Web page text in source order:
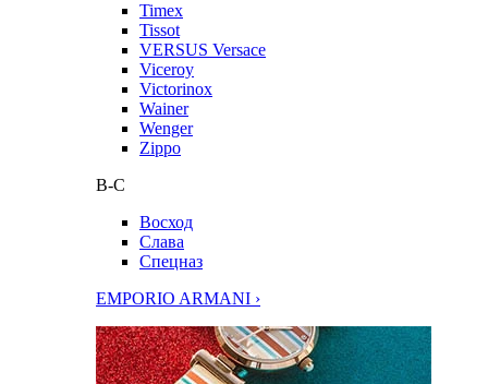
Timex
Tissot
VERSUS Versace
Viceroy
Victorinox
Wainer
Wenger
Zippo
В-С
Восход
Слава
Спецназ
EMPORIO ARMANI ›